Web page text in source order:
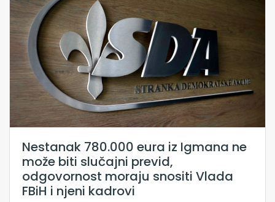
Nestanak 780.000 eura iz Igmana ne
može biti slučajni previd,
odgovornost moraju snositi Vlada
FBiH i njeni kadrovi